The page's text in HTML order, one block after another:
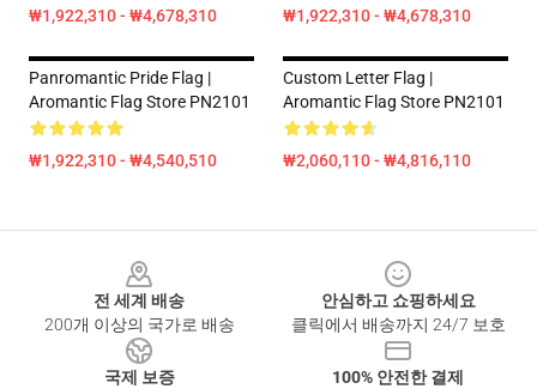
₩1,922,310 - ₩4,678,310 ₩1,922,310 - ₩4,678,310
Panromantic Pride Flag |
Aromantic Flag Store PN2101
₩1,922,310 - ₩4,540,510
Custom Letter Flag |
Aromantic Flag Store PN2101
₩2,060,110 - ₩4,816,110
전 세계 배송
200개 이상의 국가로 배송
안심하고 쇼핑하세요
클릭에서 배송까지 24/7 보호
국제 보증
100% 안전한 결제